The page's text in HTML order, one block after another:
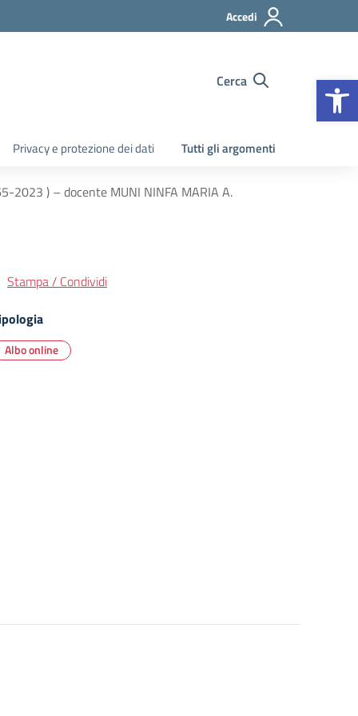
Accedi
Cerca
Privacy e protezione dei dati Tutti gli argomenti
2023 ) – docente MUNI NINFA MARIA A.
Stampa / Condividi
Albo online